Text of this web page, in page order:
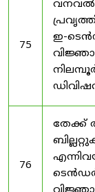
75
ഇ-
76